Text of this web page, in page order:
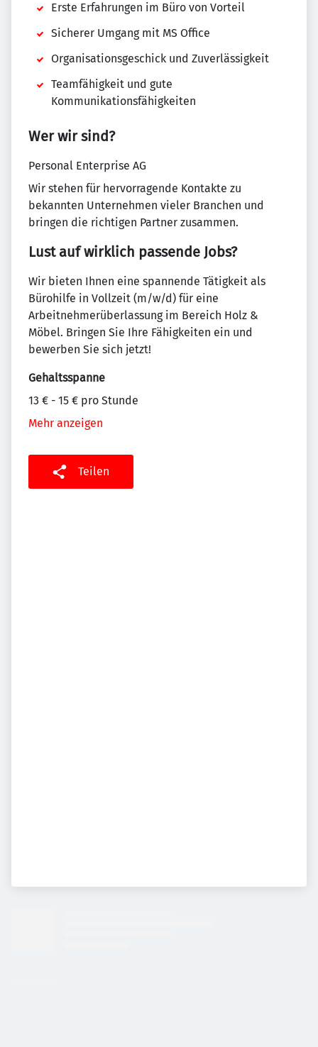
Erste Erfahrungen im Büro von Vorteil
Sicherer Umgang mit MS Office
Organisationsgeschick und Zuverlässigkeit
Teamfähigkeit und gute
Kommunikationsfähigkeiten
Wer wir sind?
Personal Enterprise AG
Wir stehen für hervorragende Kontakte zu
bekannten Unternehmen vieler Branchen und
bringen die richtigen Partner zusammen.
Lust auf wirklich passende Jobs?
Wir bieten Ihnen eine spannende Tätigkeit als
Bürohilfe in Vollzeit (m/w/d) für eine
Arbeitnehmerüberlassung im Bereich Holz &
Möbel. Bringen Sie Ihre Fähigkeiten ein und
bewerben Sie sich jetzt!
Gehaltsspanne
13 € - 15 € pro Stunde
Mehr anzeigen
Teilen